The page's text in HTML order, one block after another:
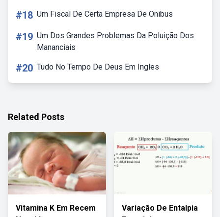
#18 Um Fiscal De Certa Empresa De Onibus
#19 Um Dos Grandes Problemas Da Poluição Dos
Mananciais
#20 Tudo No Tempo De Deus Em Ingles
Related Posts
Vitamina K Em Recem
Variação De Entalpia